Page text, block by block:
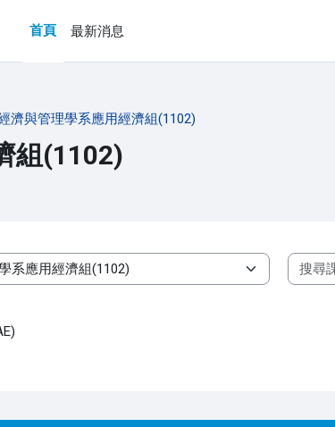
首頁
最新消息
濟與管理學系應用經濟組(1102)
組(1102)